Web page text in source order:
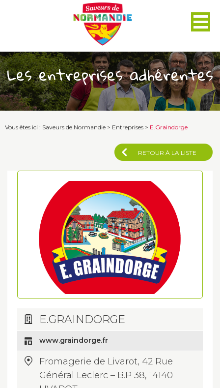
Les entreprises adhérentes
Vous êtes ici : Saveurs de Normandie > Entreprises > E.Graindorge
RETOUR À LA LISTE
E.GRAINDORGE
www.graindorge.fr
Fromagerie de Livarot, 42 Rue
Général Leclerc – B.P 38, 14140
Panneau de gestion des cookies